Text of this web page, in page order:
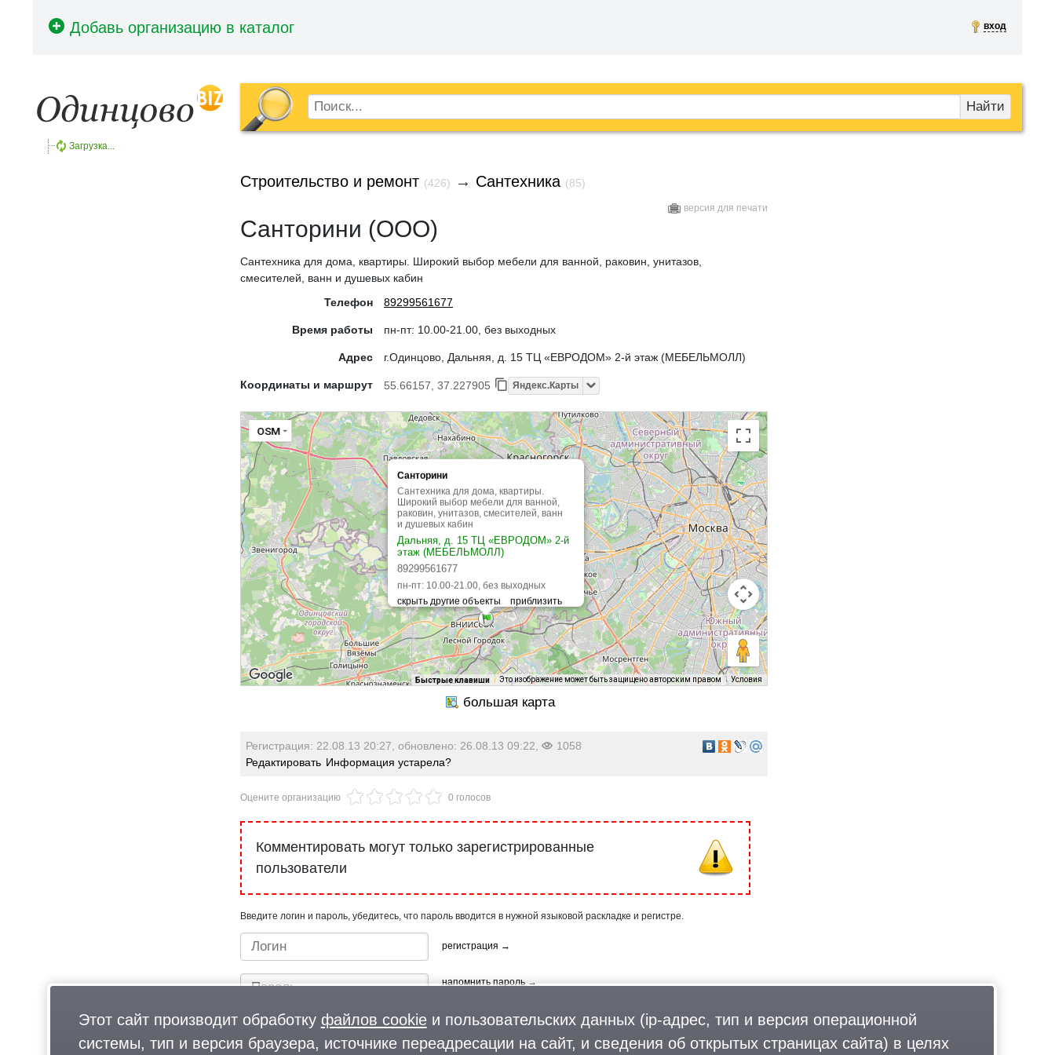
вход
Найти
Загрузка...
Строительство и ремонт (426) → Сантехника (85)
версия для печати
Санторини (ООО)
Сантехника для дома, квартиры. Широкий выбор мебели для ванной, раковин, унитазов,
смесителей, ванн и душевых кабин
Телефон
89299561677
Время работы пн-пт: 10.00-21.00, без выходных
Адрес г.Одинцово, Дальняя, д. 15 ТЦ «ЕВРОДОМ» 2-й этаж (МЕБЕЛЬМОЛЛ)
Координаты и маршрут 55.66157, 37.227905 Яндекс.Карты
Санторини
Сантехника для дома, квартиры.
Широкий выбор мебели для ванной,
раковин, унитазов, смесителей, ванн
и душевых кабин
Дальняя, д. 15 ТЦ «ЕВРОДОМ» 2-й
этаж (МЕБЕЛЬМОЛЛ)
89299561677
пн-пт: 10.00-21.00, без выходных
OSM
Быстрые клавиши Это изображение может быть защищено авторским правом Условия
Регистрация: 22.08.13 20:27, обновлено: 26.08.13 09:22,
1058
Редактировать Информация устарела?
Оцените организацию 0 голосов
Комментировать могут только зарегистрированные
пользователи
Введите логин и пароль, убедитесь, что пароль вводится в нужной языковой раскладке и регистре.
регистрация →
напомнить пароль →
Этот сайт производит обработку файлов cookieи пользовательских данных (ip-адрес, тип и версия операционной
системы, тип и версия браузера, источнике переадресации на сайт, и сведения об открытых страницах сайта) в целях